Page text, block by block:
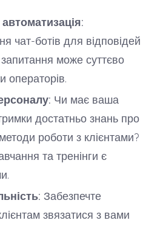
чат-ботів для відповідей
може суттєво
операторів.
Чи має ваша
достатньо знань про
роботи з клієнтами?
та тренінги є
Забезпечте
звязатися з вами